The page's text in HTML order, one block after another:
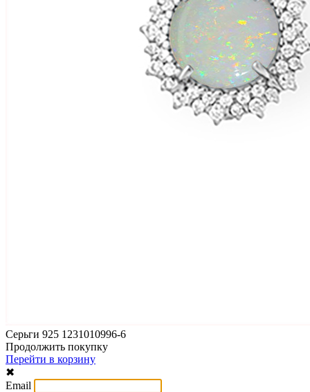
Серьги 925 1231010996-6
Продолжить покупку
Перейти в корзину
✖
Email